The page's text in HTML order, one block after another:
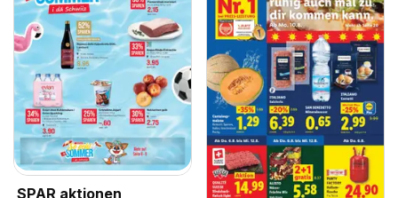
SPAR aktionen